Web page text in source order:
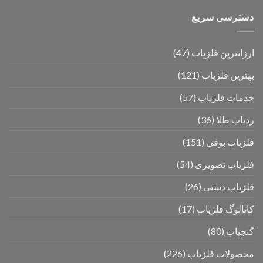
دسترسی سریع
ارزانترین فلزیاب (47)
بهترین فلزیاب (121)
خدمات فلزیاب (57)
ردیاب طلا (36)
فلزیاب بوقی (151)
فلزیاب تصویری (54)
فلزیاب دستی (26)
کاتالوگ فلزیاب (17)
گنجیاب (80)
محصولات فلزیاب (226)